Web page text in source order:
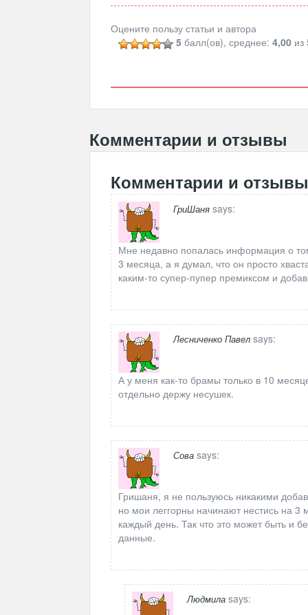
Оцените пользу статьи и автора
5 балл(ов), среднее:4,00 из
Комментарии и отзывы
Комментарии и отзывы
ГриШаня says:
Мне недавно попалась информация о
3 месяца, а я думал, что он просто
каким-то супер-пупер премиксом и
Лесниченко Павел says:
А у меня как-то брамы только в 10
отдельно держу несушек.
Сова says:
Гришаня, я не пользуюсь никакими
но мои леггорны начинают нестись на
каждый день. Так что это может быть и
данные.
Людмила says: